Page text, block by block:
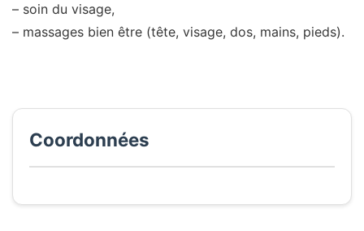
– soin du visage,
– massages bien être (tête, visage, dos, mains, pieds).
Coordonnées